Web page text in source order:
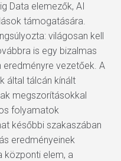
Data elemezők, AI
támogatására.
világosan kell
is egy bizalmas
eredményre vezetőek. A
által tálcán kínált
megszorításokkal
folyamatok
későbbi szakaszában
eredményeinek
központi elem, a